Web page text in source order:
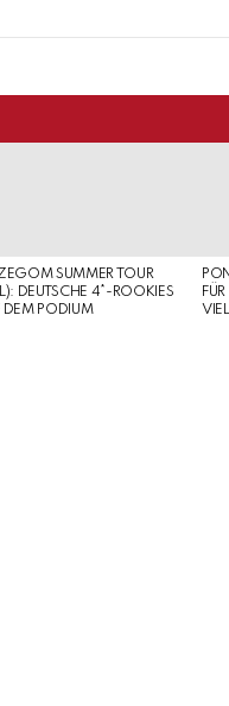
SUMMER TOUR
DEUTSCHE 4*-ROOKIES
DEM PODIUM